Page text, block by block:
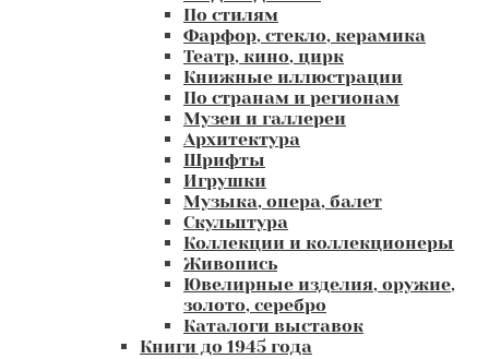
По стилям
Фарфор, стекло, керамика
Театр, кино, цирк
Книжные иллюстрации
По странам и регионам
Музеи и галлереи
Архитектура
Шрифты
Игрушки
Музыка, опера, балет
Скульптура
Коллекции и коллекционеры
Живопись
Ювелирные изделия, оружие,
золото, серебро
Каталоги выставок
Книги до 1945 года